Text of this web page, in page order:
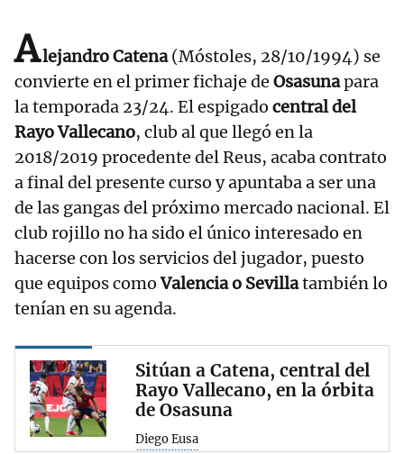
Alejandro Catena(Móstoles, 28/10/1994) se
convierte en el primer fichaje de Osasunapara
la temporada 23/24. El espigado central del
Rayo Vallecano, club al que llegó en la
2018/2019 procedente del Reus, acaba contrato
a final del presente curso y apuntaba a ser una
de las gangas del próximo mercado nacional. El
club rojillo no ha sido el único interesado en
hacerse con los servicios del jugador, puesto
que equipos comoValencia o Sevillatambién lo
tenían en su agenda.
Sitúan a Catena, central del
Rayo Vallecano, en la órbita
de Osasuna
Diego Eusa